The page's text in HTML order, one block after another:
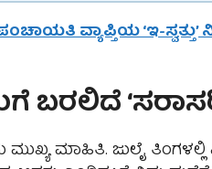
ಪಂಚಾಯತಿ ವ್ಯಾಪ್ತಿಯ ‘ಇ-
ಬರಲಿದೆ
ಮುಖ್ಯ ಮಾಹಿತಿ. ಜುಲೈ